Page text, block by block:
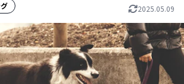
2025.05.09